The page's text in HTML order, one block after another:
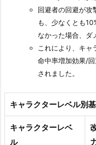
回避者の回避が攻
も、少なくとも
なかった場合、ダ
これにより、キャ
命中率増加効果/
されました。
キャラクターレベル別
キャラクターレベ
ル